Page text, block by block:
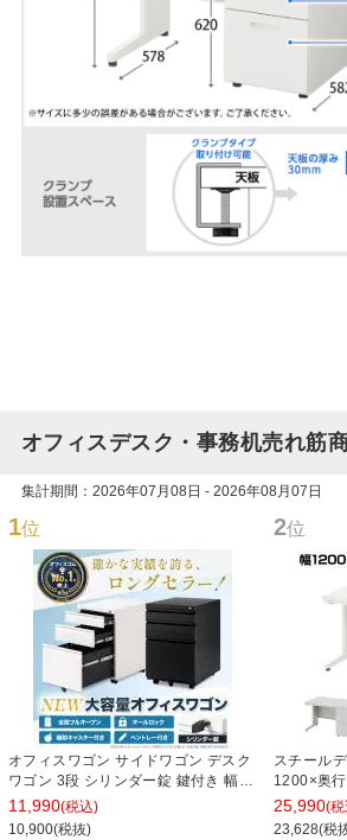
オフィスデスク・事務机売れ筋
集計期間：2026年07月08日 - 2026年08月07日
1位
オフィスワゴン サイドワゴン デスク
ワゴン 3段 シリンダー錠 鍵付き 幅
390×奥行510×高さ600mm【ホワイ
ト・ブラック】
11,990(税込)
10,900(税抜)
2位
スチール
1200×奥
事務机 ビ
25,990(
23,628(税